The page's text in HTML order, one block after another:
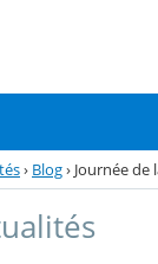
› Blog› Journée de